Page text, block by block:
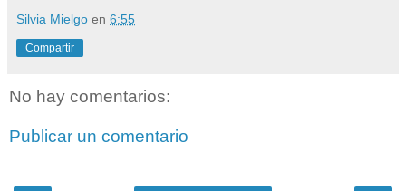
Silvia Mielgo en 6:55
Compartir
No hay comentarios:
Publicar un comentario